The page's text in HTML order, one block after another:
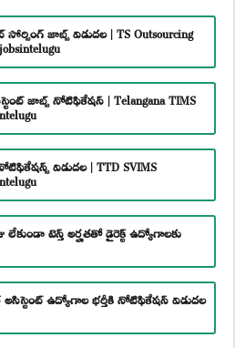
జాబ్స్ విడుదల | TS Outsourcing
జాబ్స్ నోటిఫికేషన్ | Telangana TIMS
విడుదల | TTD SVIMS
లేకుండా టెన్త్ అర్హతతో డైరెక్ట్ ఉద్యోగాలకు
ఉద్యోగాల భర్తీకి నోటిఫికేషన్ విడుదల